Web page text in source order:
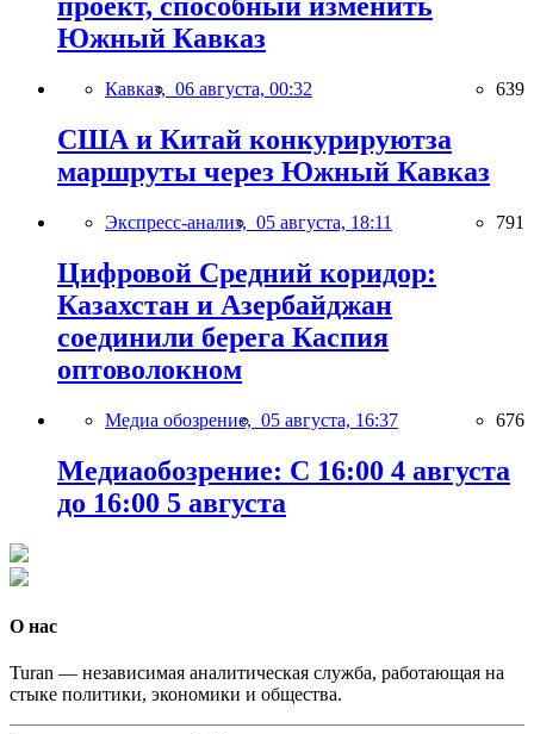
проект, способный изменить
Южный Кавказ
Кавказ, 06 августа, 00:32 639
США и Китай конкурируютза
маршруты через Южный Кавказ
Экспресс-анализ, 05 августа, 18:11 791
Цифровой Средний коридор:
Казахстан и Азербайджан
соединили берега Каспия
оптоволокном
Медиа обозрение, 05 августа, 16:37 676
Медиаобозрение: С 16:00 4 августа
до 16:00 5 августа
О нас
Turan — независимая аналитическая служба, работающая на
стыке политики, экономики и общества.